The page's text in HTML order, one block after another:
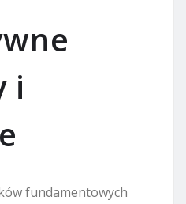
i
fundamentowych